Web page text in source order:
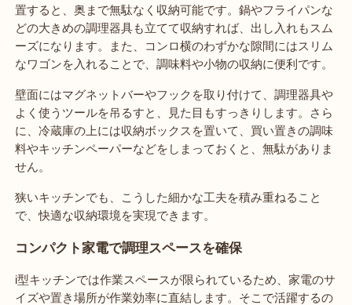
置すると、奥まで無駄なく収納可能です。鍋やフライパンな
どの大きめの調理器具も立てて収納すれば、出し入れもスム
ーズになります。また、コンロ横のわずかな隙間にはスリム
なワゴンを入れることで、調味料や小物の収納に便利です。
壁面にはマグネットバーやフックを取り付けて、調理器具や
よく使うツールを吊るすと、見た目もすっきりします。さら
に、冷蔵庫の上には収納ボックスを置いて、買い置きの調味
料やキッチンペーパーなどをしまっておくと、無駄がありま
せん。
狭いキッチンでも、こうした細かな工夫を積み重ねること
で、快適な収納環境を実現できます。
コンパクト家電で調理スペースを確保
i型キッチンでは作業スペースが限られているため、家電のサ
イズや置き場所が作業効率に直結します。そこで活躍するの